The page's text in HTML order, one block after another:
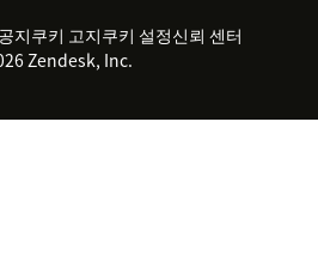
클라이언트 포털
Zendesk Foundation
법적 정보
제품 업데이트
헬프 데스크 통합 티켓 관리 소
지쿠키 고지쿠키 설정신뢰 센터
Zendesk, Inc.